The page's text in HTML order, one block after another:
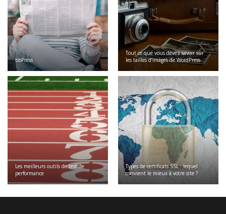
bbPress
Tout ce que vous devez savoir sur
les tailles d’images de WordPress
Les meilleurs outils de test de
performance
Types de certificats SSL : lequel
convient le mieux à votre site ?